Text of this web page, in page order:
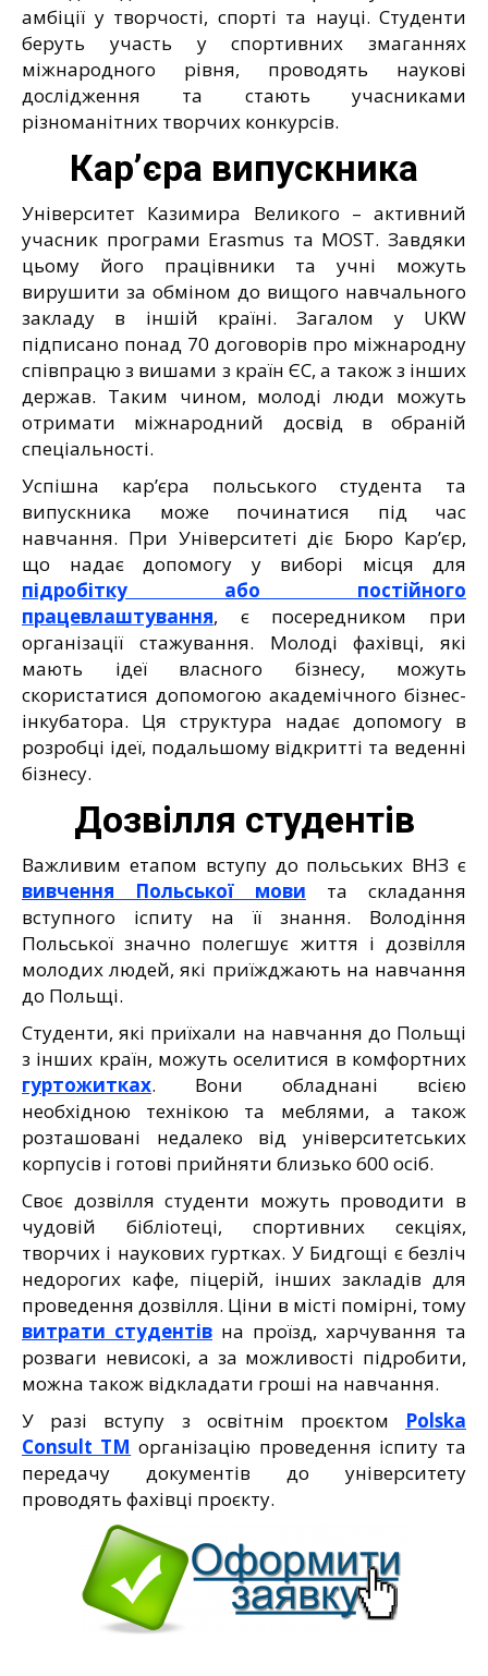
амбіції у творчості, спорті та науці. Студенти
беруть участь у спортивних змаганнях
міжнародного рівня, проводять наукові
дослідження та стають учасниками
різноманітних творчих конкурсів.
Кар’єра випускника
Університет Казимира Великого – активний
учасник програми Erasmus та MOST. Завдяки
цьому його працівники та учні можуть
вирушити за обміном до вищого навчального
закладу в іншій країні. Загалом у UKW
підписано понад 70 договорів про міжнародну
співпрацю з вишами з країн ЄС, а також з інших
держав. Таким чином, молоді люди можуть
отримати міжнародний досвід в обраній
спеціальності.
Успішна кар’єра польського студента та
випускника може починатися під час
навчання. При Університеті діє Бюро Кар’єр,
що надає допомогу у виборі місця для
підробітку або постійного
працевлаштування, є посередником при
організації стажування. Молоді фахівці, які
мають ідеї власного бізнесу, можуть
скористатися допомогою академічного бізнес-
інкубатора. Ця структура надає допомогу в
розробці ідеї, подальшому відкритті та веденні
бізнесу.
Дозвілля студентів
Важливим етапом вступу до польських ВНЗ є
вивчення Польської мови та складання
вступного іспиту на її знання. Володіння
Польської значно полегшує життя і дозвілля
молодих людей, які приїжджають на навчання
до Польщі.
Студенти, які приїхали на навчання до Польщі
з інших країн, можуть оселитися в комфортних
гуртожитках. Вони обладнані всією
необхідною технікою та меблями, а також
розташовані недалеко від університетських
корпусів і готові прийняти близько 600 осіб.
Своє дозвілля студенти можуть проводити в
чудовій бібліотеці, спортивних секціях,
творчих і наукових гуртках. У Бидгощі є безліч
недорогих кафе, піцерій, інших закладів для
проведення дозвілля. Ціни в місті помірні, тому
витрати студентів на проїзд, харчування та
розваги невисокі, а за можливості підробити,
можна також відкладати гроші на навчання.
У разі вступу з освітнім проєктом Polska
Consult TM організацію проведення іспиту та
передачу документів до університету
проводять фахівці проєкту.